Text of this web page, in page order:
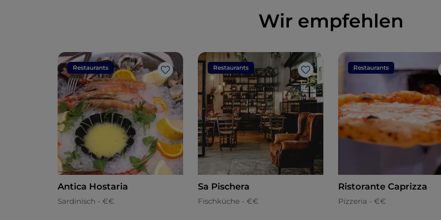
Wir empfehlen
Restaurants
Like
Antica Hostaria
Sardinisch - €€
Restaurants
Like
Sa Pischera
Fischküche - €€
Restaurants
Ristorante Caprizza
Pizzeria - €€